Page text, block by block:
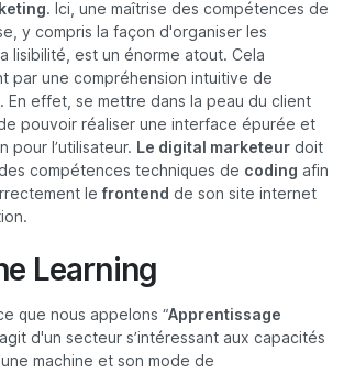
. Ici, une maîtrise des compétences de
y compris la façon d'organiser les
lisibilité, est un énorme atout. Cela
par une compréhension intuitive de
En effet, se mettre dans la peau du client
pouvoir réaliser une interface épurée et
pour l’utilisateur. Le digital marketeur doit
compétences techniques de coding afin
le frontend de son site internet
Learning
que nous appelons “Apprentissage
d'un secteur s’intéressant aux capacités
machine et son mode de